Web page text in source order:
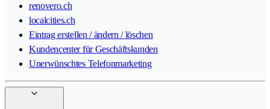
renovero.ch
localcities.ch
Eintrag erstellen / ändern / löschen
Kundencenter für Geschäftskunden
Unerwünschtes Telefonmarketing